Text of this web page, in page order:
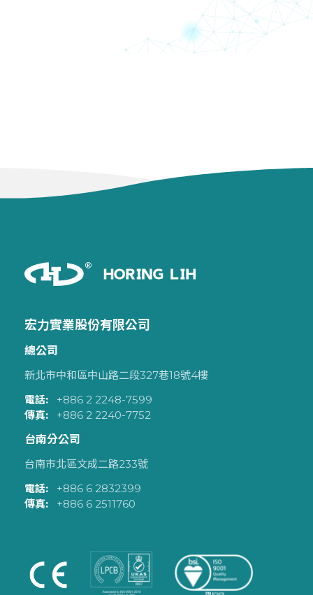
宏力實業股份有限公司
總公司
新北市中和區中山路二段327巷18號4樓
電話:
+886 2 2248-7599
傳真:
+886 2 2240-7752
台南分公司
台南市北區文成二路233號
電話:
+886 6 2832399
傳真:
+886 6 2511760